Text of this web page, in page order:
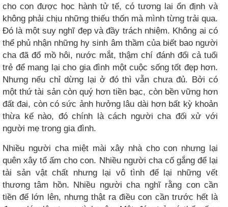
cho con được học hành tử tế, có tương lai ổn định và
không phải chịu những thiếu thốn mà mình từng trải qua.
Đó là một suy nghĩ đẹp và đầy trách nhiệm. Không ai có
thể phủ nhận những hy sinh âm thầm của biết bao người
cha đã đổ mồ hôi, nước mắt, thậm chí đánh đổi cả tuổi
trẻ để mang lại cho gia đình một cuộc sống tốt đẹp hơn.
Nhưng nếu chỉ dừng lại ở đó thì vẫn chưa đủ. Bởi có
một thứ tài sản còn quý hơn tiền bạc, còn bền vững hơn
đất đai, còn có sức ảnh hưởng lâu dài hơn bất kỳ khoản
thừa kế nào, đó chính là cách người cha đối xử với
người mẹ trong gia đình.
Nhiều người cha miệt mài xây nhà cho con nhưng lại
quên xây tổ ấm cho con. Nhiều người cha cố gắng để lại
tài sản vật chất nhưng lại vô tình để lại những vết
thương tâm hồn. Nhiều người cha nghĩ rằng con cần
tiền để lớn lên, nhưng thật ra điều con cần trước hết là